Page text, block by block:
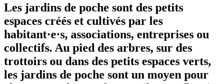
Les jardins de poche sont des petits
espaces créés et cultivés par les
habitant·e·s, associations, entreprises ou
collectifs. Au pied des arbres, sur des
trottoirs ou dans des petits espaces verts,
les jardins de poche sont un moyen pour